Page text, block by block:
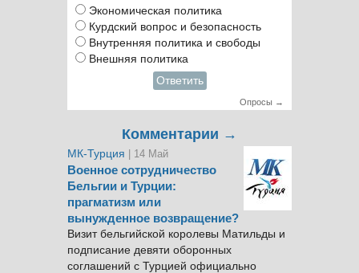
Экономическая политика
Курдский вопрос и безопасность
Внутренняя политика и свободы
Внешняя политика
Ответить
Опросы →
Комментарии →
МК-Турция | 14 Май
Военное сотрудничество
Бельгии и Турции:
прагматизм или
вынужденное возвращение?
Визит бельгийской королевы Матильды и
подписание девяти оборонных
соглашений с Турцией официально